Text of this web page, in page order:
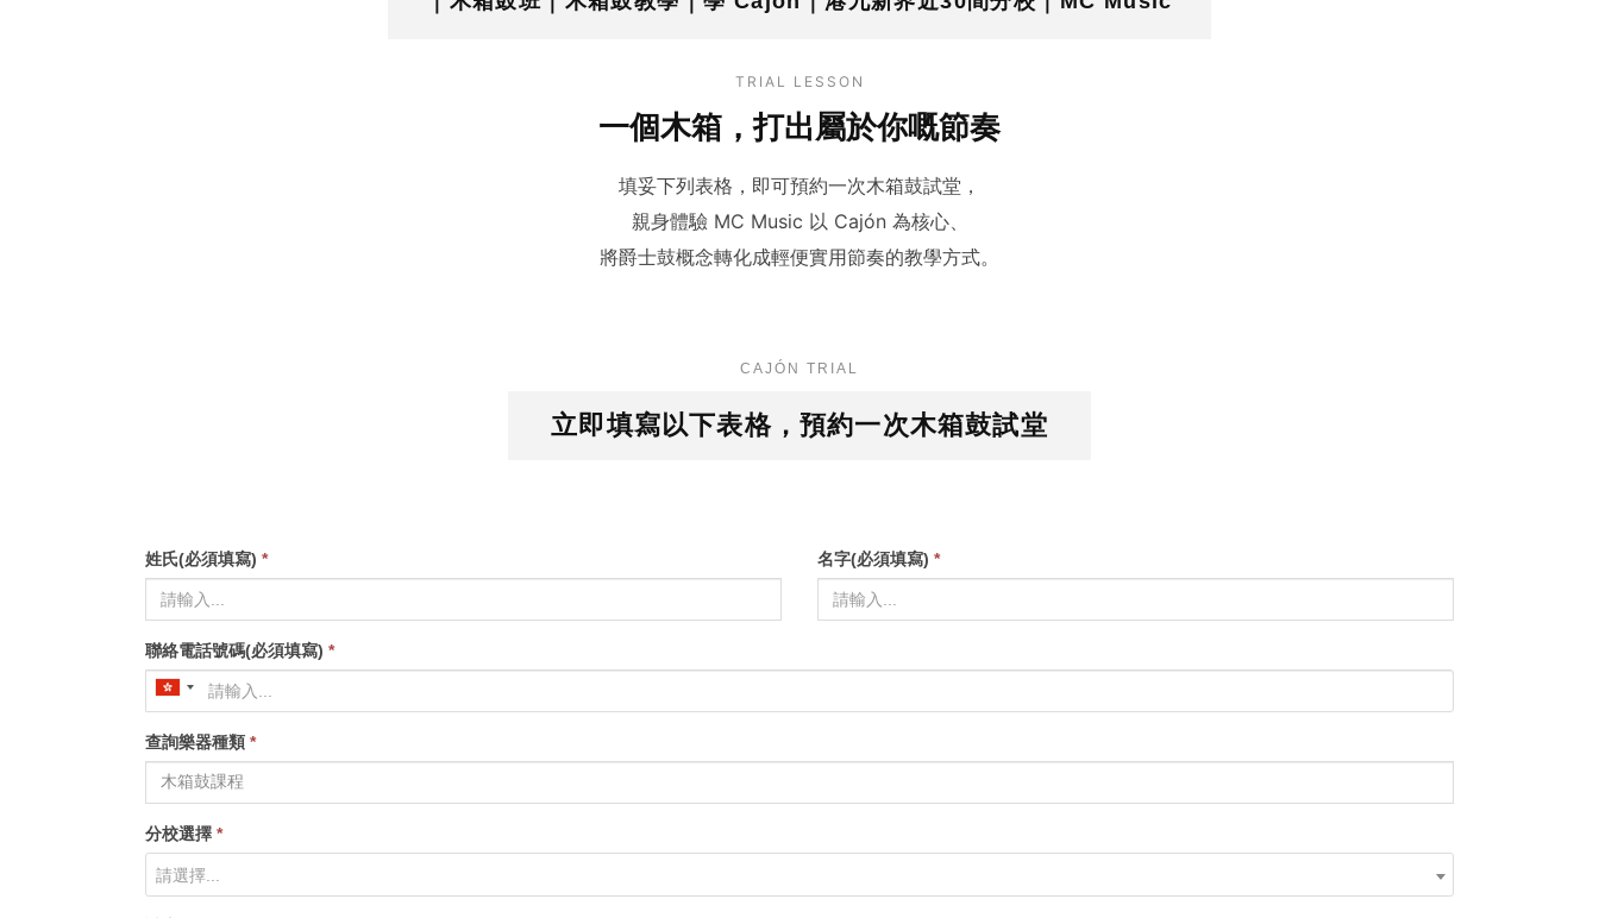
TRIAL LESSON
一個木箱，打出屬於你嘅節奏
填妥下列表格，即可預約一次木箱鼓試堂，
親身體驗 MC Music 以 Cajón 為核心、
將爵士鼓概念轉化成輕便實用節奏的教學方式。
CAJÓN TRIAL
立即填寫以下表格，預約一次木箱鼓試堂
姓氏(必須填寫) * 名字(必須填寫) *
聯絡電話號碼(必須填寫) *
查詢樂器種類 *
分校選擇 *
請選擇...